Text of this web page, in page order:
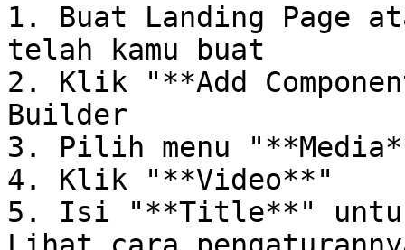
1. Buat Landing Page
telah kamu buat
2. Klik "**Add
Builder
3. Pilih menu
4. Klik "**Video**"
5. Isi "**Title**" untuk